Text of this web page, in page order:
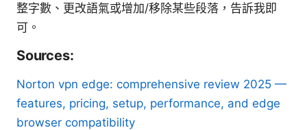
整字數、更改語氣或增加/移除某些段落，告訴我即
可。
Sources:
Norton vpn edge: comprehensive review 2025 —
features, pricing, setup, performance, and edge
browser compatibility